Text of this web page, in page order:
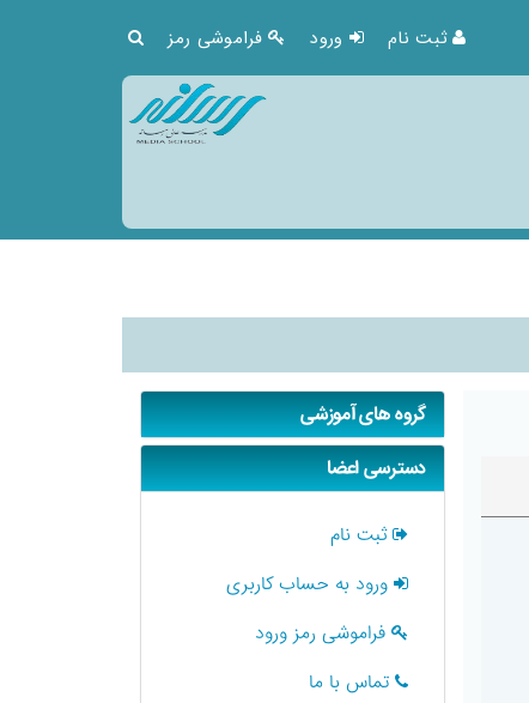
ثبت نام ورود فراموشی رمز
گروه های آموزشی
دسترسی اعضا
ثبت نام
ورود به حساب کاربری
فراموشی رمز ورود
تماس با ما